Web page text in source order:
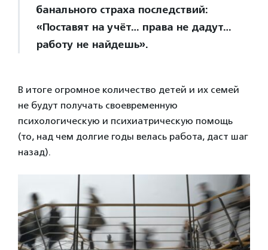
банального страха последствий:
«Поставят на учёт… права не дадут…
работу не найдешь».
В итоге огромное количество детей и их семей
не будут получать своевременную
психологическую и психиатрическую помощь
(то, над чем долгие годы велась работа, даст шаг
назад).